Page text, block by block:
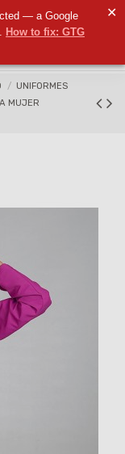
— a Google
How to fix: GTG
✕
UNIFORMES
MUJER